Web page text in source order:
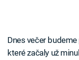
Dnes večer
které začaly už